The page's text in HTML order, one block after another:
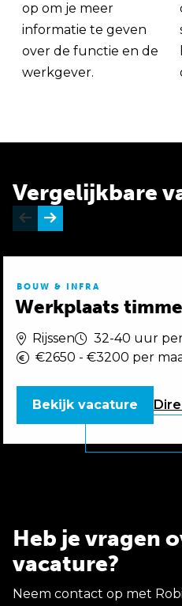
op om je meer
informatie te geven
over de functie en de
werkgever.
Vergelijkbare
BOUW & INFRA
Werkplaats
Rijssen
32-40 uur
€2650 - €3200 per
Bekijk vacature
Heb je vragen
vacature?
Neem contact op met